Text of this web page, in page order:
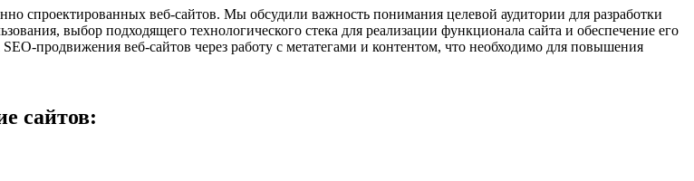
спроектированных веб-сайтов. Мы обсудили важность понимания целевой аудитории для разработки
выбор подходящего технологического стека для реализации функционала сайта и обеспечение его
продвижения веб-сайтов через работу с метатегами и контентом, что необходимо для повышения
сайтов: